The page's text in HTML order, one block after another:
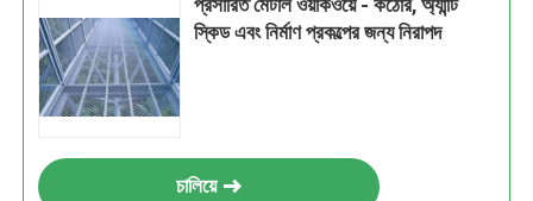
প্রসারিত মেটাল ওয়াকওয়ে - কঠোর, অ্যান্টি
স্কিড এবং নির্মাণ প্রকল্পের জন্য নিরাপদ
চালিয়ে